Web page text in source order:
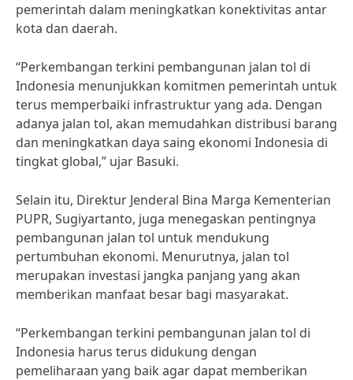
pemerintah dalam meningkatkan konektivitas antar
kota dan daerah.
“Perkembangan terkini pembangunan jalan tol di
Indonesia menunjukkan komitmen pemerintah untuk
terus memperbaiki infrastruktur yang ada. Dengan
adanya jalan tol, akan memudahkan distribusi barang
dan meningkatkan daya saing ekonomi Indonesia di
tingkat global,” ujar Basuki.
Selain itu, Direktur Jenderal Bina Marga Kementerian
PUPR, Sugiyartanto, juga menegaskan pentingnya
pembangunan jalan tol untuk mendukung
pertumbuhan ekonomi. Menurutnya, jalan tol
merupakan investasi jangka panjang yang akan
memberikan manfaat besar bagi masyarakat.
“Perkembangan terkini pembangunan jalan tol di
Indonesia harus terus didukung dengan
pemeliharaan yang baik agar dapat memberikan